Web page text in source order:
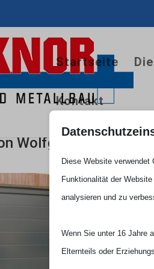
Startseite
Kontakt
Wolfgang Knor aus
Diese Website
Funktionalität der
analysieren und zu
Wenn Sie unter 16 Jahre
Elternteils oder